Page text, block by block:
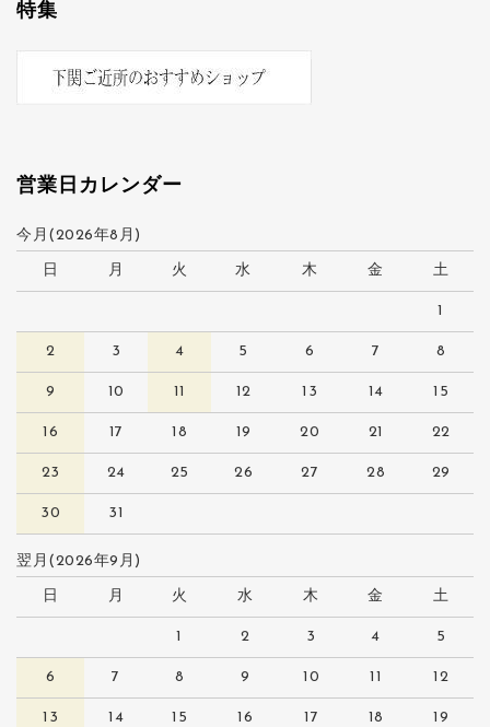
特集
営業日カレンダー
今月(2026年8月)
日 月 火 水 木 金 土
1
2 3 4 5 6 7 8
9 10 11 12 13 14 15
16 17 18 19 20 21 22
23 24 25 26 27 28 29
30 31
翌月(2026年9月)
日 月 火 水 木 金 土
1 2 3 4 5
6 7 8 9 10 11 12
13 14 15 16 17 18 19